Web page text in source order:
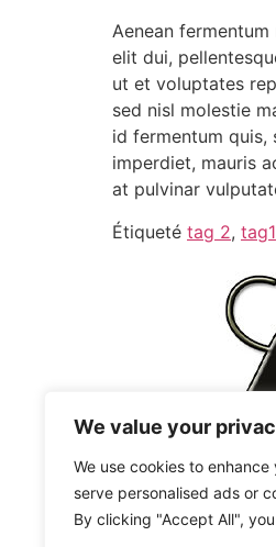
We value your
We use cookies to
serve personalised ads or
By clicking "Accept All",
Aenean
elit dui,
ut et voluptates
sed nisl molestie
id fermentum quis,
imperdiet, mauris
at pulvinar
Étiqueté tag 2, tag1